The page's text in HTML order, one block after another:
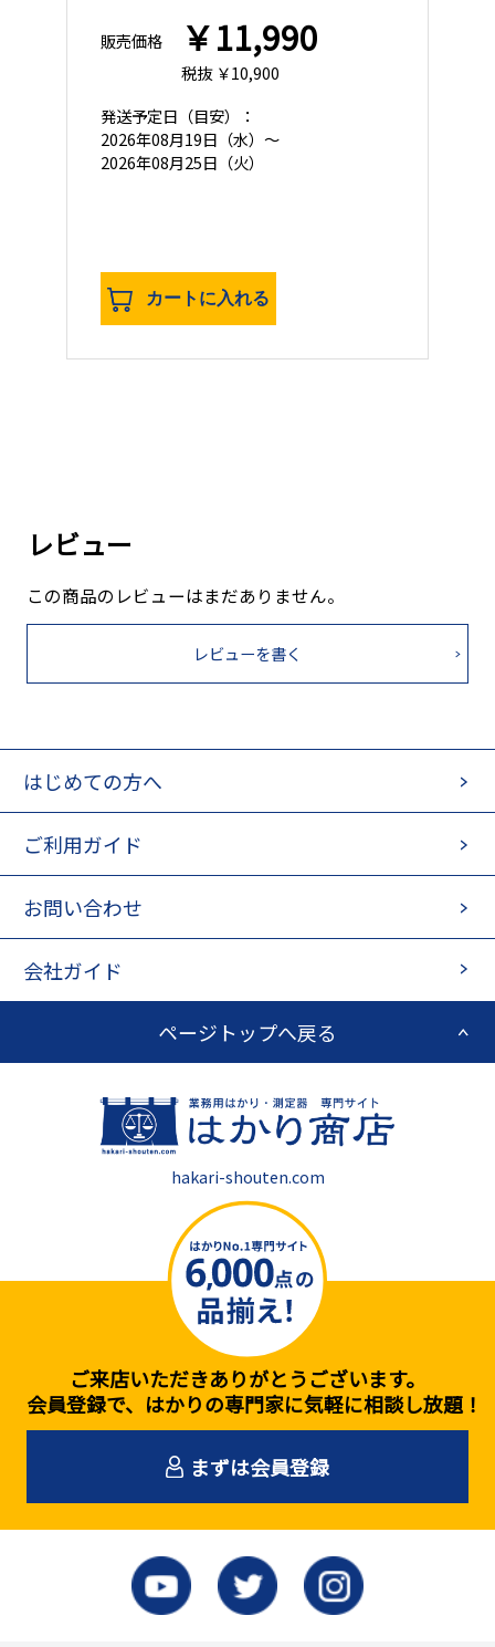
販売価格 ￥11,990
税抜 ￥10,900
発送予定日 （目安）：
2026年08月19日（水）～
2026年08月25日（火）
カートに入れる
レビュー
この商品のレビューはまだありません。
レビューを書く
ご来店いただきありがとうございます。
会員登録で、はかりの専門家に気軽に相談し放題！
まずは会員登録
はじめての方へ
ご利用ガイド
お問い合わせ
会社ガイド
ページトップへ戻る
hakari-shouten.com